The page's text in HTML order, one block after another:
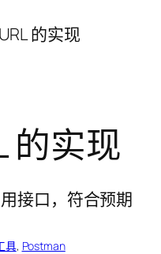
的实现
的实现
具, Postman